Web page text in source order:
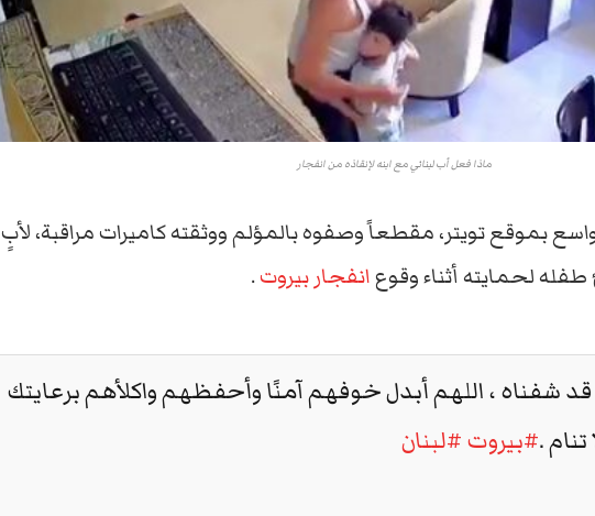
ماذا فعل أب لبناني مع ابنه لإنقاذه من انفجار
بموقع تويتر، مقطعاً وصفوه بالمؤلم ووثقته كاميرات مراقبة، لأبٍ
لحمايته أثناء وقوعانفجار بيروت.
شفناه ، اللهم أبدل خوفهم آمنًا وأحفظهم واكلأهم برعايتك
.#بيروت#لبنان